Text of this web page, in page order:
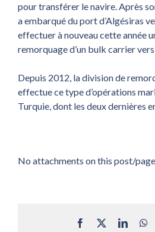
pour transférer le navire. Après
a embarqué du port d’Algésiras
effectuer à nouveau cette année
remorquage d’un bulk carrier
Depuis 2012, la division de
effectue ce type d’opérations
Turquie, dont les deux dernières
No attachments on this post/page
Facebook